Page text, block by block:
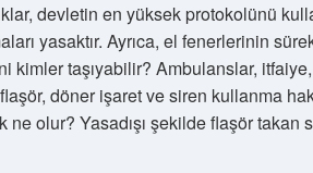
devletin en yüksek protokolünü
yasaktır. Ayrıca, el fenerlerinin
kimler taşıyabilir? Ambulanslar,
döner işaret ve siren kullanma
ne olur? Yasadışı şekilde flaşör